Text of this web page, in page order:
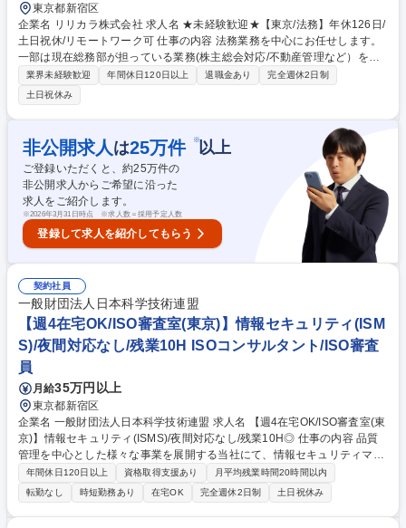
東京都新宿区
企業名 リリカラ株式会社 求人名 ★未経験歓迎★【東京/法務】年休126日/
土日祝休/リモートワーク可 仕事の内容 法務業務を中心にお任せします。
一部は現在総務部が担っている業務(株主総会対応/不動産管理など）をお
任せする予定です。 【業務詳細】●契約書レビュー(月30～40件ほど、契
約書の種類は売買契約、業務委託契約、NDAなど）ITツールも導入済 ●各
部署から寄せられる法務相談への対応 ●コンプライアンス業務（内部通報
および相談窓口対応、反社会的勢力チェックなど）●株主総会、取締役
会、経営会議運営事務局対応 ●規定管理業務 など 募集職種 ★未経験歓迎
★【東京/法務】年休126日/土日祝休/リモートワーク可
業界未経験歓迎 年間休日120日以上 退職金あり
完全週休2日制
土日祝休み
非公開求人 は25万件 ※以上
ご登録いただくと、約25万件の
非公開求人からご希望に沿った
求人をご紹介します。
※2026年3月31日時点 ※求人数＝採用予定人数
登録して求人を紹介してもらう
契約社員
一般財団法人日本科学技術連盟
【週4在宅OK/ISO審査室(東京)】情報セキュリティ(ISM
S)/夜間対応なし/残業10H ISOコンサルタント/ISO審査
員
月給35万円以上
東京都新宿区
企業名 一般財団法人日本科学技術連盟 求人名 【週4在宅OK/ISO審査室(東
京)】情報セキュリティ(ISMS)/夜間対応なし/残業10H◎ 仕事の内容 品質
管理を中心とした様々な事業を展開する当社にて、情報セキュリティマネ
ジメントシステム(ISMS)を中心に審査登録機関としてマネジメントシステ
ム認証規格の審査室業務をお任せします。 【やりがい】■腰を据えて安定
した環境で長く働ける環境です！ 1人にかかる負担も軽減し、全員が働き
やすい環境を整えております。プライベートと仕事のバランスがちょうど
年間休日120日以上 資格取得支援あり
月平均残業時間20時間以内
転勤なし
時短勤務あり 在宅OK 完全週休2日制 土日祝休み